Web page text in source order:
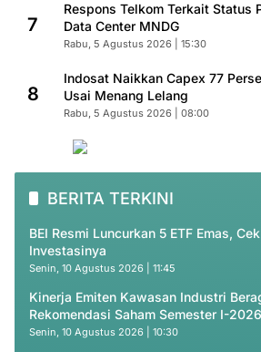
7
Respons Telkom Terkait Status
Data Center MNDG
Rabu, 5 Agustus 2026 | 15:30
8
Indosat Naikkan Capex 77
Usai Menang Lelang
Rabu, 5 Agustus 2026 | 08:00
BERITA TERKINI
BEI Resmi Luncurkan 5 ETF Emas,
Investasinya
Senin, 10 Agustus 2026 | 11:45
Kinerja Emiten Kawasan Industri
Rekomendasi Saham Semester I-2026
Senin, 10 Agustus 2026 | 10:30